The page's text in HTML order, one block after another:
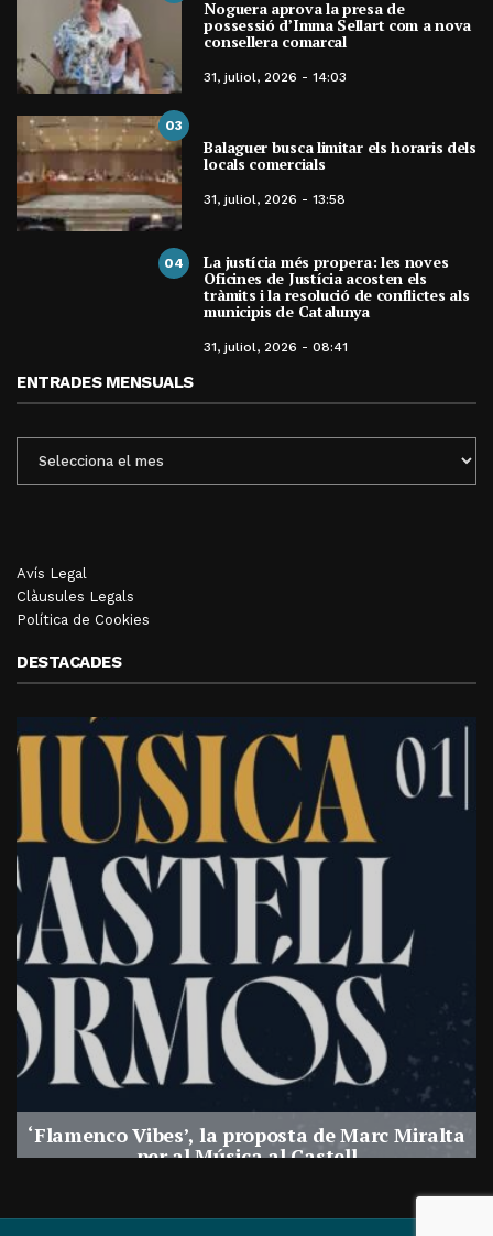
Noguera aprova la presa de
possessió d’Imma Sellart com a nova
consellera comarcal
31, juliol, 2026 - 14:03
03
Balaguer busca limitar els horaris dels
locals comercials
31, juliol, 2026 - 13:58
04 La justícia més propera: les noves
Oficines de Justícia acosten els
tràmits i la resolució de conflictes als
municipis de Catalunya
31, juliol, 2026 - 08:41
ENTRADES MENSUALS
MENSUALS
Avís Legal
Clàusules Legals
Política de Cookies
DESTACADES
‘Flamenco Vibes’, la proposta de Marc Miralta
per al Música al Castell